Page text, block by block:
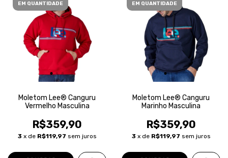
EM QUANTIDADE
Moletom Lee® Canguru
Vermelho Masculina
R$359,90
3 x de R$119,97 sem juros
EM QUANTIDADE
Moletom Lee® Canguru
Marinho Masculina
R$359,90
3 x de R$119,97 sem juros